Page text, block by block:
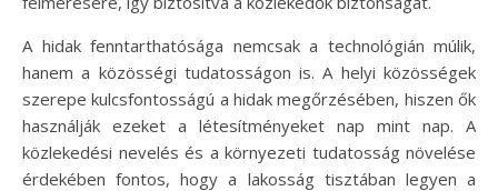
A hidak fenntarthatósága nemcsak a technológián múlik,
hanem a közösségi tudatosságon is. A helyi közösségek
szerepe kulcsfontosságú a hidak megőrzésében, hiszen ők
használják ezeket a létesítményeket nap mint nap. A
közlekedési nevelés és a környezeti tudatosság növelése
érdekében fontos, hogy a lakosság tisztában legyen a